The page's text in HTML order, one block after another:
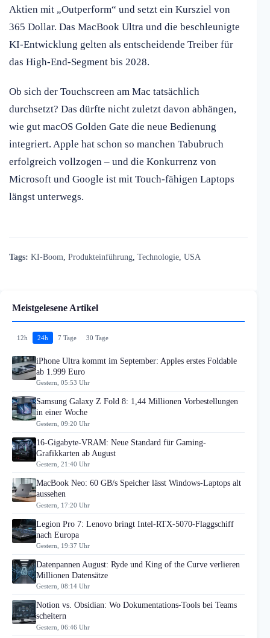
Aktien mit „Outperform“ und setzt ein Kursziel von
365 Dollar. Das MacBook Ultra und die beschleunigte
KI-Entwicklung gelten als entscheidende Treiber für
das High-End-Segment bis 2028.
Ob sich der Touchscreen am Mac tatsächlich
durchsetzt? Das dürfte nicht zuletzt davon abhängen,
wie gut macOS Golden Gate die neue Bedienung
integriert. Apple hat schon so manchen Tabubruch
erfolgreich vollzogen – und die Konkurrenz von
Microsoft und Google ist mit Touch-fähigen Laptops
längst unterwegs.
Tags: KI-Boom Produkteinführung Technologie USA
Meistgelesene Artikel
12h 24h 7 Tage 30 Tage
iPhone Ultra kommt im September: Apples erstes Foldable
ab 1.999 Euro
Gestern, 05:53 Uhr
Samsung Galaxy Z Fold 8: 1,44 Millionen Vorbestellungen
in einer Woche
Gestern, 09:20 Uhr
16-Gigabyte-VRAM: Neue Standard für Gaming-
Grafikkarten ab August
Gestern, 21:40 Uhr
MacBook Neo: 60 GB/s Speicher lässt Windows-Laptops alt
aussehen
Gestern, 17:20 Uhr
Legion Pro 7: Lenovo bringt Intel-RTX-5070-Flaggschiff
nach Europa
Gestern, 19:37 Uhr
Datenpannen August: Ryde und King of the Curve verlieren
Millionen Datensätze
Gestern, 08:14 Uhr
Notion vs. Obsidian: Wo Dokumentations-Tools bei Teams
scheitern
Gestern, 06:46 Uhr